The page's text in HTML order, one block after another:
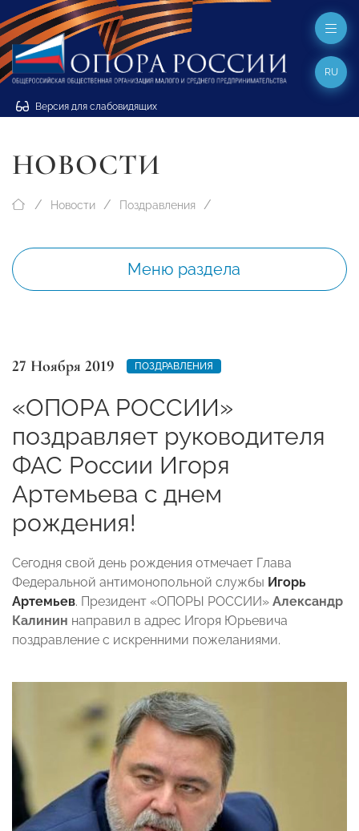
Версия для слабовидящих
RU
НОВОСТИ
Новости Поздравления
Меню раздела
27 Ноября 2019 ПОЗДРАВЛЕНИЯ
«ОПОРА РОССИИ»
поздравляет руководителя
ФАС России Игоря
Артемьева с днем
рождения!
Сегодня свой день рождения отмечает Глава
Федеральной антимонопольной службы Игорь
Артемьев. Президент «ОПОРЫ РОССИИ» Александр
Калинин направил в адрес Игоря Юрьевича
поздравление с искренними пожеланиями.